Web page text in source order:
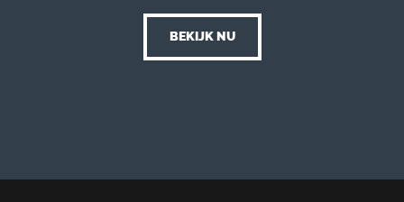
BEKIJK NU